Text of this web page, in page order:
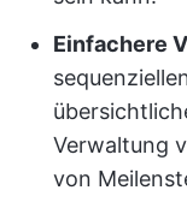
Einfachere
Verwaltung
von